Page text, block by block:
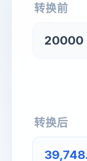
转换前
转换后